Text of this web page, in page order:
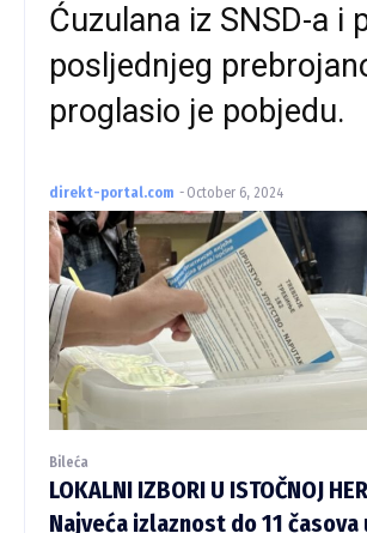
Ćuzulana iz SNSD-a i
posljednjeg
proglasio je pobjedu.
direkt-portal.com - October 6, 2024
Bileća
LOKALNI IZBORI U ISTOČNOJ
Najveća izlaznost do 11 časova